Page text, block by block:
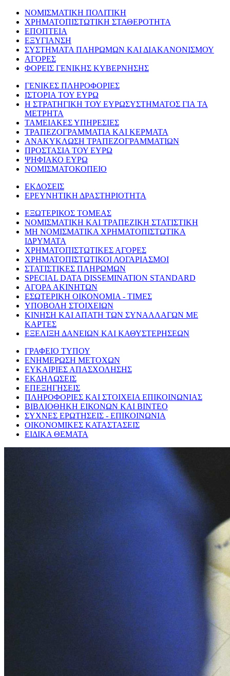
ΝΟΜΙΣΜΑΤΙΚΗ ΠΟΛΙΤΙΚΗ
ΧΡΗΜΑΤΟΠΙΣΤΩΤΙΚΗ ΣΤΑΘΕΡΟΤΗΤΑ
ΕΠΟΠΤΕΙΑ
ΕΞΥΓΙΑΝΣΗ
ΣΥΣΤΗΜΑΤΑ ΠΛΗΡΩΜΩΝ ΚΑΙ ΔΙΑΚΑΝΟΝΙΣΜΟΥ
ΑΓΟΡΕΣ
ΦΟΡΕΙΣ ΓΕΝΙΚΗΣ ΚΥΒΕΡΝΗΣΗΣ
ΓΕΝΙΚΕΣ ΠΛΗΡΟΦΟΡΙΕΣ
ΙΣΤΟΡΙΑ ΤΟΥ ΕΥΡΩ
Η ΣΤΡΑΤΗΓΙΚΗ ΤΟΥ ΕΥΡΩΣΥΣΤΗΜΑΤΟΣ ΓΙΑ ΤΑ
ΜΕΤΡΗΤΑ
ΤΑΜΕΙΑΚΕΣ ΥΠΗΡΕΣΙΕΣ
ΤΡΑΠΕΖΟΓΡΑΜΜΑΤΙΑ ΚΑΙ ΚΕΡΜΑΤΑ
ΑΝΑΚΥΚΛΩΣΗ ΤΡΑΠΕΖΟΓΡΑΜΜΑΤΙΩΝ
ΠΡΟΣΤΑΣΙΑ ΤΟΥ ΕΥΡΩ
ΨΗΦΙΑΚΟ ΕΥΡΩ
ΝΟΜΙΣΜΑΤΟΚΟΠΕΙΟ
ΕΚΔΟΣΕΙΣ
ΕΡΕΥΝΗΤΙΚΗ ΔΡΑΣΤΗΡΙΟΤΗΤΑ
ΕΞΩΤΕΡΙΚΟΣ ΤΟΜΕΑΣ
ΝΟΜΙΣΜΑΤΙΚΗ ΚΑΙ ΤΡΑΠΕΖΙΚΗ ΣΤΑΤΙΣΤΙΚΗ
ΜΗ ΝΟΜΙΣΜΑΤΙΚΑ ΧΡΗΜΑΤΟΠΙΣΤΩΤΙΚΑ
ΙΔΡΥΜΑΤΑ
ΧΡΗΜΑΤΟΠΙΣΤΩΤΙΚΕΣ ΑΓΟΡΕΣ
ΧΡΗΜΑΤΟΠΙΣΤΩΤΙΚΟΙ ΛΟΓΑΡΙΑΣΜΟΙ
ΣΤΑΤΙΣΤΙΚΕΣ ΠΛΗΡΩΜΩΝ
SPECIAL DATA DISSEMINATION STANDARD
ΑΓΟΡΑ ΑΚΙΝΗΤΩΝ
ΕΣΩΤΕΡΙΚΗ ΟΙΚΟΝΟΜΙΑ - ΤΙΜΕΣ
ΥΠΟΒΟΛΗ ΣΤΟΙΧΕΙΩΝ
ΚΙΝΗΣΗ ΚΑΙ ΑΠΑΤΗ ΤΩΝ ΣΥΝΑΛΛΑΓΩΝ ΜΕ
ΚΑΡΤΕΣ
ΕΞΕΛΙΞΗ ΔΑΝΕΙΩΝ ΚΑΙ ΚΑΘΥΣΤΕΡΗΣΕΩΝ
ΓΡΑΦΕΙΟ ΤΥΠΟΥ
ΕΝΗΜΕΡΩΣΗ ΜΕΤΟΧΩΝ
ΕΥΚΑΙΡΙΕΣ ΑΠΑΣΧΟΛΗΣΗΣ
ΕΚΔΗΛΩΣΕΙΣ
ΕΠΕΞΗΓΗΣΕΙΣ
ΠΛΗΡΟΦΟΡΙΕΣ ΚΑΙ ΣΤΟΙΧΕΙΑ ΕΠΙΚΟΙΝΩΝΙΑΣ
ΒΙΒΛΙΟΘΗΚΗ ΕΙΚΟΝΩΝ ΚΑΙ ΒΙΝΤΕΟ
ΣΥΧΝΕΣ ΕΡΩΤΗΣΕΙΣ - ΕΠΙΚΟΙΝΩΝΙΑ
ΟΙΚΟΝΟΜΙΚΕΣ ΚΑΤΑΣΤΑΣΕΙΣ
ΕΙΔΙΚΑ ΘΕΜΑΤΑ